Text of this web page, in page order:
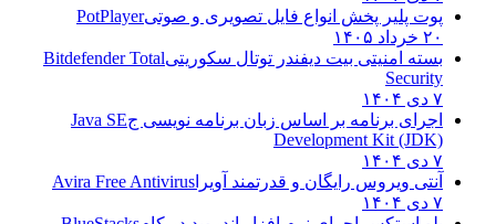
پوت پلیر پخش انواع فایل تصویری و صوتیPotPlayer
۲۰ خرداد ۱۴۰۵
بسته امنیتی بیت دیفندر توتال سکوریتیBitdefender Total
Security
۷ دی ۱۴۰۴
اجرای برنامه بر اساس زبان برنامه نویسی جJava SE
Development Kit (JDK)
۷ دی ۱۴۰۴
آنتی ویروس رایگان و قدرتمند آویرا Avira Free Antivirus
۷ دی ۱۴۰۴